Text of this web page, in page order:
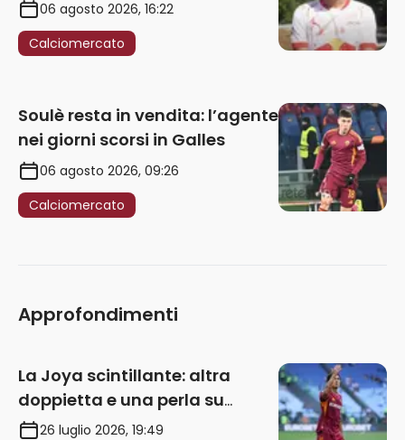
06 agosto 2026, 16:22
Calciomercato
Soulè resta in vendita: l’agente
nei giorni scorsi in Galles
06 agosto 2026, 09:26
Calciomercato
Approfondimenti
La Joya scintillante: altra
doppietta e una perla su
punizione – VIDEO
26 luglio 2026, 19:49